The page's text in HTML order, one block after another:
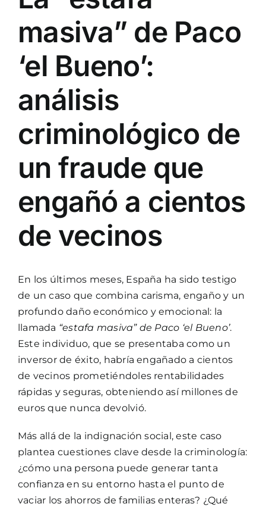
masiva” de Paco
‘el Bueno’:
análisis
criminológico de
un fraude que
engañó a cientos
de vecinos
En los últimos meses, España ha sido testigo
de un caso que combina carisma, engaño y un
profundo daño económico y emocional: la
llamada “estafa masiva” de Paco ‘el Bueno’.
Este individuo, que se presentaba como un
inversor de éxito, habría engañado a cientos
de vecinos prometiéndoles rentabilidades
rápidas y seguras, obteniendo así millones de
euros que nunca devolvió.
Más allá de la indignación social, este caso
plantea cuestiones clave desde la criminología:
¿cómo una persona puede generar tanta
confianza en su entorno hasta el punto de
vaciar los ahorros de familias enteras? ¿Qué